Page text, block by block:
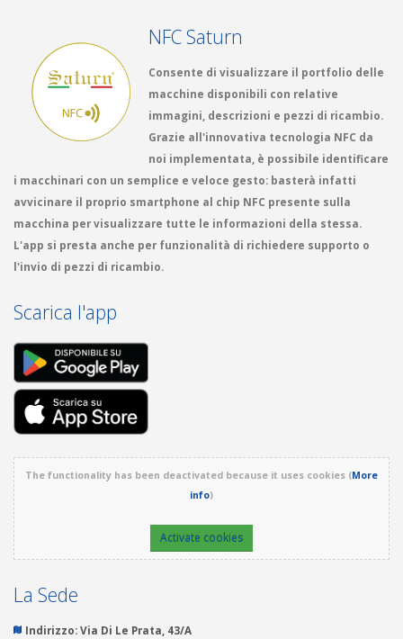
NFC Saturn
Consente di visualizzare il portfolio delle
macchine disponibili con relative
immagini, descrizioni e pezzi di ricambio.
Grazie all'innovativa tecnologia NFC da
noi implementata, è possibile identificare
i macchinari con un semplice e veloce gesto: basterà infatti
avvicinare il proprio smartphone al chip NFC presente sulla
macchina per visualizzare tutte le informazioni della stessa.
L'app si presta anche per funzionalità di richiedere supporto o
l'invio di pezzi di ricambio.
Scarica l'app
The functionality has been deactivated because it uses cookies (More
info)
Activate cookies
La Sede
Indirizzo:Via Di Le Prata, 43/A